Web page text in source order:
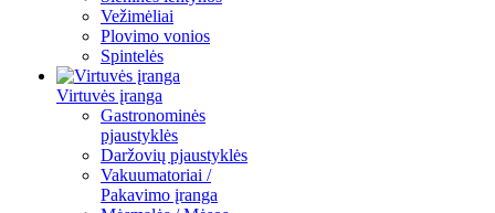
Vežimėliai
Plovimo vonios
Spintelės
Virtuvės įranga
Gastronominės
pjaustyklės
Daržovių pjaustyklės
Vakuumatoriai /
Pakavimo įranga